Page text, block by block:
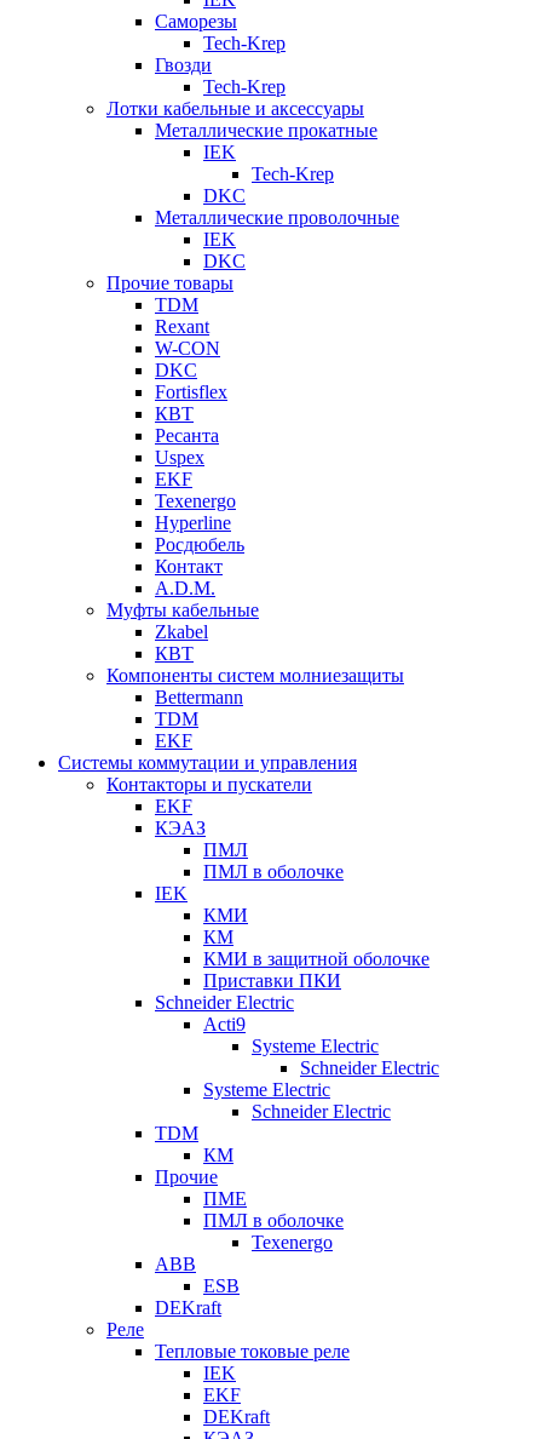
Саморезы
Tech-Krep
Гвозди
Tech-Krep
Лотки кабельные и аксессуары
Металлические прокатные
IEK
Tech-Krep
DKC
Металлические проволочные
IEK
DKC
Прочие товары
TDM
Rexant
W-CON
DKC
Fortisflex
КВТ
Ресанта
Uspex
EKF
Texenergo
Hyperline
Росдюбель
Контакт
A.D.M.
Муфты кабельные
Zkabel
КВТ
Компоненты систем молниезащиты
Bettermann
TDM
EKF
Системы коммутации и управления
Контакторы и пускатели
EKF
КЭАЗ
ПМЛ
ПМЛ в оболочке
IEK
КМИ
КМ
КМИ в защитной оболочке
Приставки ПКИ
Schneider Electric
Acti9
Systeme Electric
Schneider Electric
Systeme Electric
Schneider Electric
TDM
КМ
Прочие
ПМЕ
ПМЛ в оболочке
Texenergo
ABB
ESB
DEKraft
Реле
Тепловые токовые реле
IEK
EKF
DEKraft